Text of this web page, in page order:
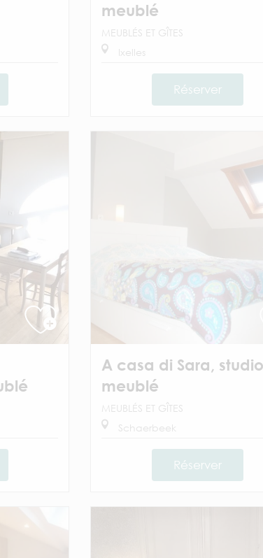
meublé
MEUBLÉS ET GÎTES
Ixelles
Réserver
A casa di Sara, studio
meublé
MEUBLÉS ET GÎTES
Schaerbeek
Réserver